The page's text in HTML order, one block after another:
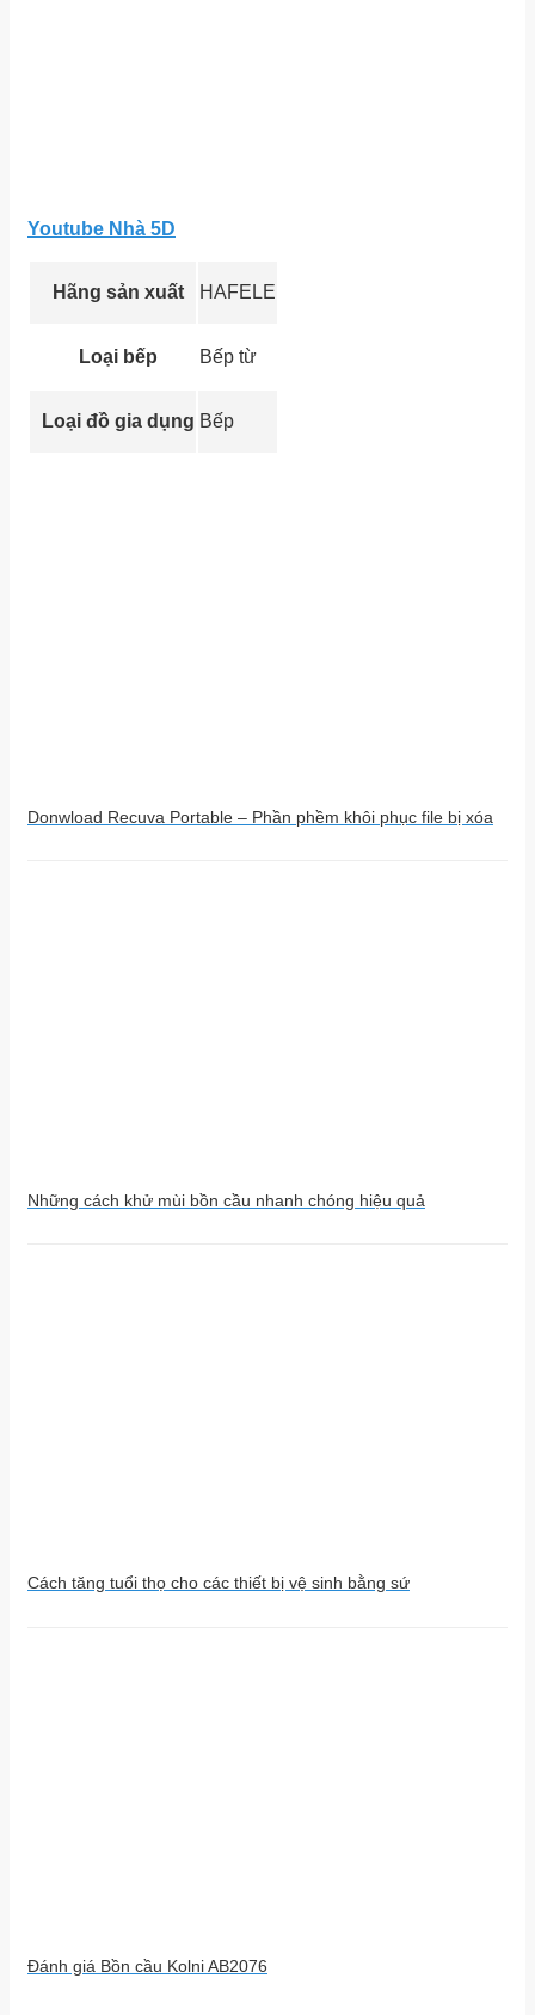
Youtube Nhà 5D
Hãng sản xuất HAFELE
Loại bếp Bếp từ
Loại đồ gia dụng Bếp
Donwload Recuva Portable – Phần phềm khôi phục file bị xóa
Những cách khử mùi bồn cầu nhanh chóng hiệu quả
Cách tăng tuổi thọ cho các thiết bị vệ sinh bằng sứ
Đánh giá Bồn cầu Kolni AB2076